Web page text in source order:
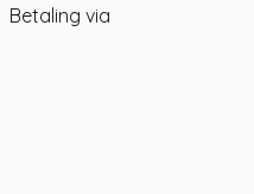
Betaling via